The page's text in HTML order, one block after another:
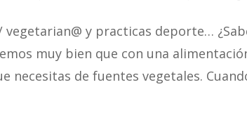
/ vegetarian@ y practicas deporte…
muy bien que con una
necesitas de fuentes vegetales.